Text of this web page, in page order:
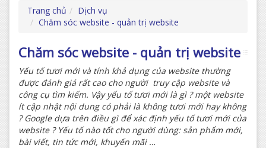
Trang chủ
Dịch vụ
Chăm sóc website - quản trị website
Chăm sóc website - quản trị website
Yếu tố tươi mới và tính khả dụng của website thường
được đánh giá rất cao cho người truy cập website và
công cụ tìm kiếm. Vậy yếu tố tươi mới là gì ? một website
ít cập nhật nội dung có phải là không tươi mới hay không
? Google dựa trên điều gì để xác định yếu tố tươi mới của
website ? Yếu tố nào tốt cho người dùng: sản phẩm mới,
bài viết, tin tức mới, khuyến mãi …